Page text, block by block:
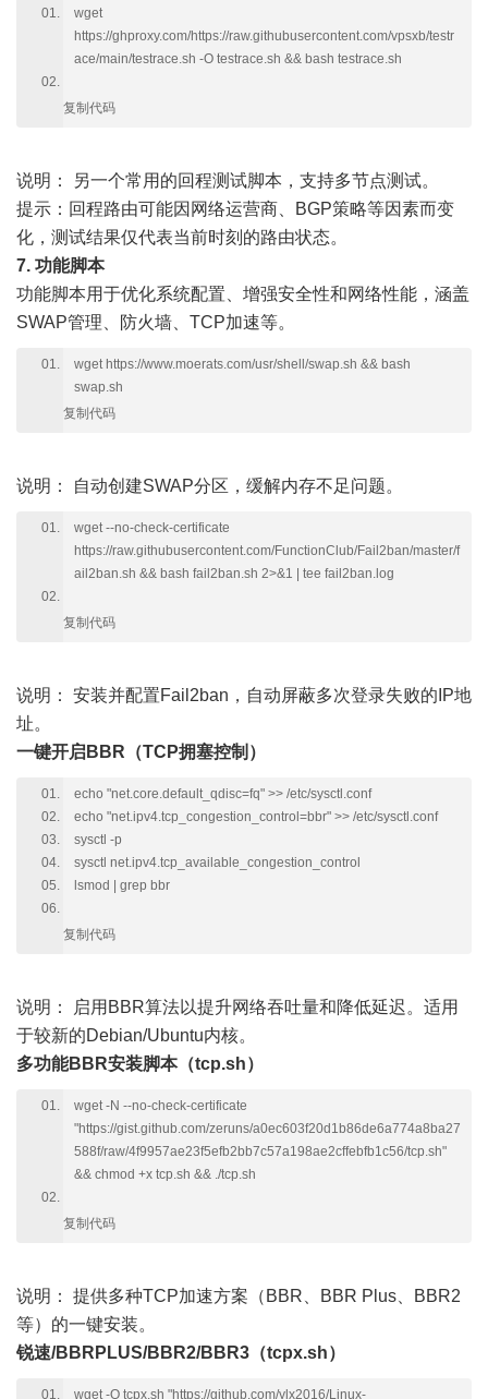
wget
https://ghproxy.com/https://raw.githubusercontent.com/vpsxb/testr
ace/main/testrace.sh -O testrace.sh && bash testrace.sh
复制代码
说明：
另一个常用的回程测试脚本，支持多节点测试。
提示：回程路由可能因网络运营商、BGP策略等因素而变
化，测试结果仅代表当前时刻的路由状态。
7. 功能脚本
功能脚本用于优化系统配置、增强安全性和网络性能，涵盖
SWAP管理、防火墙、TCP加速等。
wget https://www.moerats.com/usr/shell/swap.sh && bash
swap.sh
复制代码
说明： 自动创建SWAP分区，缓解内存不足问题。
wget --no-check-certificate
https://raw.githubusercontent.com/FunctionClub/Fail2ban/master/f
ail2ban.sh && bash fail2ban.sh 2>&1 | tee fail2ban.log
复制代码
说明：
安装并配置Fail2ban，自动屏蔽多次登录失败的IP地
址。
一键开启BBR（TCP拥塞控制）
echo "net.core.default_qdisc=fq" >> /etc/sysctl.conf
echo "net.ipv4.tcp_congestion_control=bbr" >> /etc/sysctl.conf
sysctl -p
sysctl net.ipv4.tcp_available_congestion_control
lsmod | grep bbr
复制代码
说明：
启用BBR算法以提升网络吞吐量和降低延迟。适用
于较新的Debian/Ubuntu内核。
多功能BBR安装脚本（tcp.sh）
wget -N --no-check-certificate
"https://gist.github.com/zeruns/a0ec603f20d1b86de6a774a8ba27
588f/raw/4f9957ae23f5efb2bb7c57a198ae2cffebfb1c56/tcp.sh"
&& chmod +x tcp.sh && ./tcp.sh
复制代码
说明：
提供多种TCP加速方案（BBR、BBR Plus、BBR2
等）的一键安装。
锐速/BBRPLUS/BBR2/BBR3（tcpx.sh）
wget -O tcpx.sh "https://github.com/ylx2016/Linux-